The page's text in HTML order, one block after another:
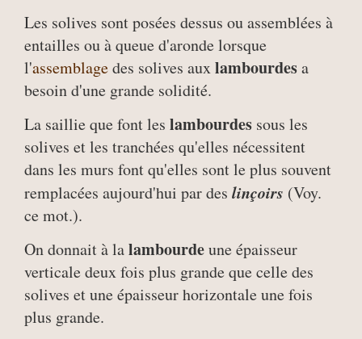
Les solives sont posées dessus ou assemblées à
entailles ou à queue d'aronde lorsque
l'assemblagedes solives auxlambourdesa
besoin d'une grande solidité.
La saillie que font les lambourdes sous les
solives et les tranchées qu'elles nécessitent
dans les murs font qu'elles sont le plus souvent
remplacées aujourd'hui par des linçoirs (Voy.
ce mot.).
On donnait à lalambourdeune épaisseur
verticale deux fois plus grande que celle des
solives et une épaisseur horizontale une fois
plus grande.